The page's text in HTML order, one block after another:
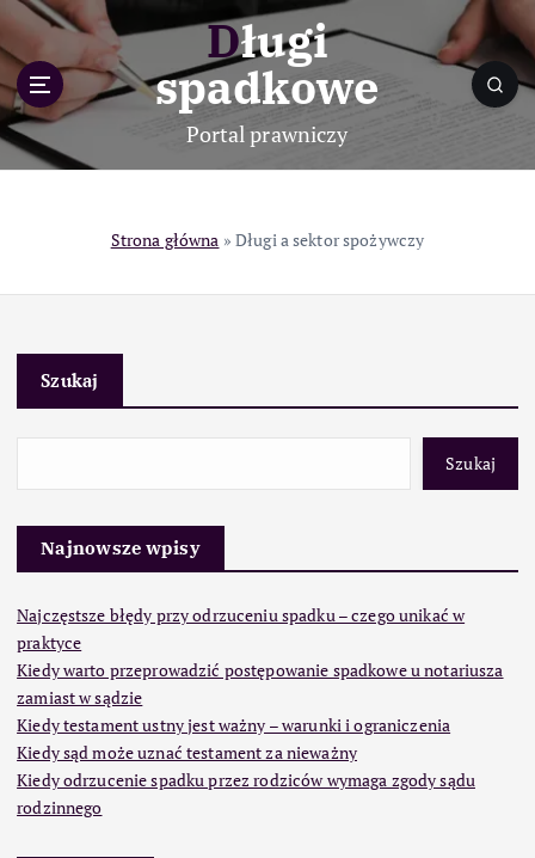
p
o
c
Długi
spadkowe
Portal prawniczy
Strona główna » Długi a sektor spożywczy
Szukaj
Szukaj
Najnowsze wpisy
Najczęstsze błędy przy odrzuceniu spadku – czego unikać w
praktyce
Kiedy warto przeprowadzić postępowanie spadkowe u notariusza
zamiast w sądzie
Kiedy testament ustny jest ważny – warunki i ograniczenia
Kiedy sąd może uznać testament za nieważny
Kiedy odrzucenie spadku przez rodziców wymaga zgody sądu
rodzinnego